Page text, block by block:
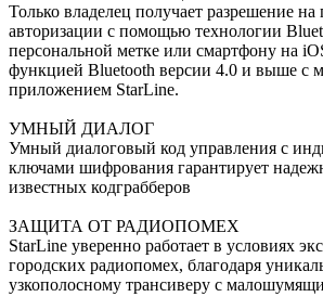
Только владелец получает разрешение на
авторизации с помощью технологии
персональной метке или смартфону на
функцией Bluetooth версии 4.0 и выше с
приложением StarLine.
УМНЫЙ ДИАЛОГ
Умный диалоговый код управления c
ключами шифрования гарантирует
известных кодграбберов
ЗАЩИТА ОТ РАДИОПОМЕХ
StarLine уверенно работает в условиях
городских радиопомех, благодаря
узкополосному трансиверу с